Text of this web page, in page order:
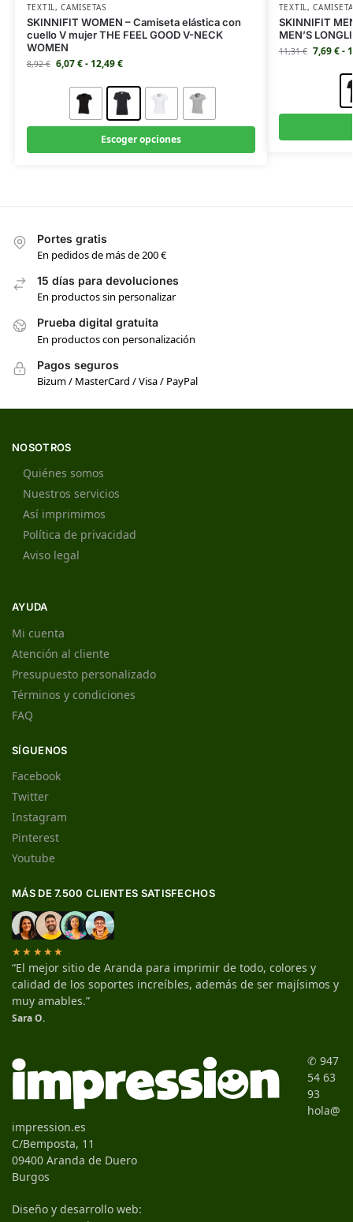
TEXTIL ,CAMISETAS
SKINNIFIT WOMEN – Camiseta elástica con
cuello V mujer THE FEEL GOOD V-NECK
WOMEN
8,92€ 6,07€- 12,49€
Escoger opciones
TEXTIL ,
SKINNIFIT
MEN’S
11,31€ 7,69€-
Portes gratis
En pedidos de más de 200 €
15 días para devoluciones
En productos sin personalizar
Prueba digital gratuita
En productos con personalización
Pagos seguros
Bizum / MasterCard / Visa / PayPal
NOSOTROS
Quiénes somos
Nuestros servicios
Así imprimimos
Política de privacidad
Aviso legal
AYUDA
Mi cuenta
Atención al cliente
Presupuesto personalizado
Términos y condiciones
FAQ
SÍGUENOS
Facebook
Twitter
Instagram
Pinterest
Youtube
MÁS DE 7.500 CLIENTES SATISFECHOS
★★★★★
“El mejor sitio de Aranda para imprimir de todo, colores y
calidad de los soportes increíbles, además de ser majísimos y
muy amables.”
Sara O.
✆ 947
54 63
93
hola@
impression.es
C/Bemposta, 11
09400 Aranda de Duero
Burgos
Diseño y desarrollo web: